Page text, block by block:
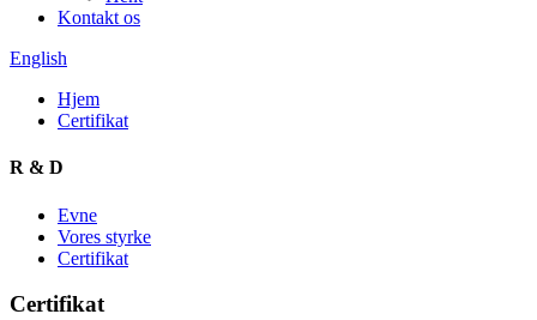
Kontakt os
English
Hjem
Certifikat
R & D
Evne
Vores styrke
Certifikat
Certifikat